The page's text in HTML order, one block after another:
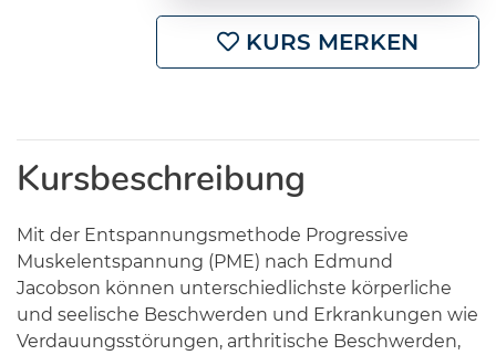
KURS MERKEN
Kursbeschreibung
Mit der Entspannungsmethode Progressive
Muskelentspannung (PME) nach Edmund
Jacobson können unterschiedlichste körperliche
und seelische Beschwerden und Erkrankungen wie
Verdauungsstörungen, arthritische Beschwerden,